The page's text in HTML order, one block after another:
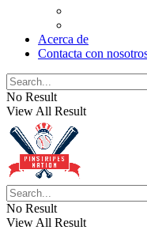
Acerca de
Contacta con
No Result
View All Result
No Result
View All Result